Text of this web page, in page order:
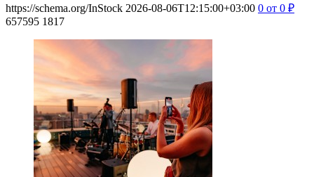
https://schema.org/InStock 2026-08-06T12:15:00+03:00 0 от 0 ₽
657595 1817